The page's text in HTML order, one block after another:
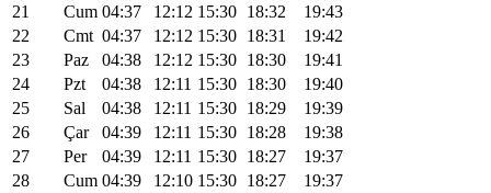
21
Cum 04:37 12:12 15:30 18:32
19:43
22
Cmt 04:37 12:12 15:30 18:31
19:42
23
Paz 04:38 12:12 15:30 18:30
19:41
24
Pzt 04:38 12:11 15:30 18:30
19:40
25
Sal 04:38 12:11 15:30 18:29
19:39
26
Çar 04:39 12:11 15:30 18:28
19:38
27
Per 04:39 12:11 15:30 18:27
19:37
28
Cum 04:39 12:10 15:30 18:27
19:37